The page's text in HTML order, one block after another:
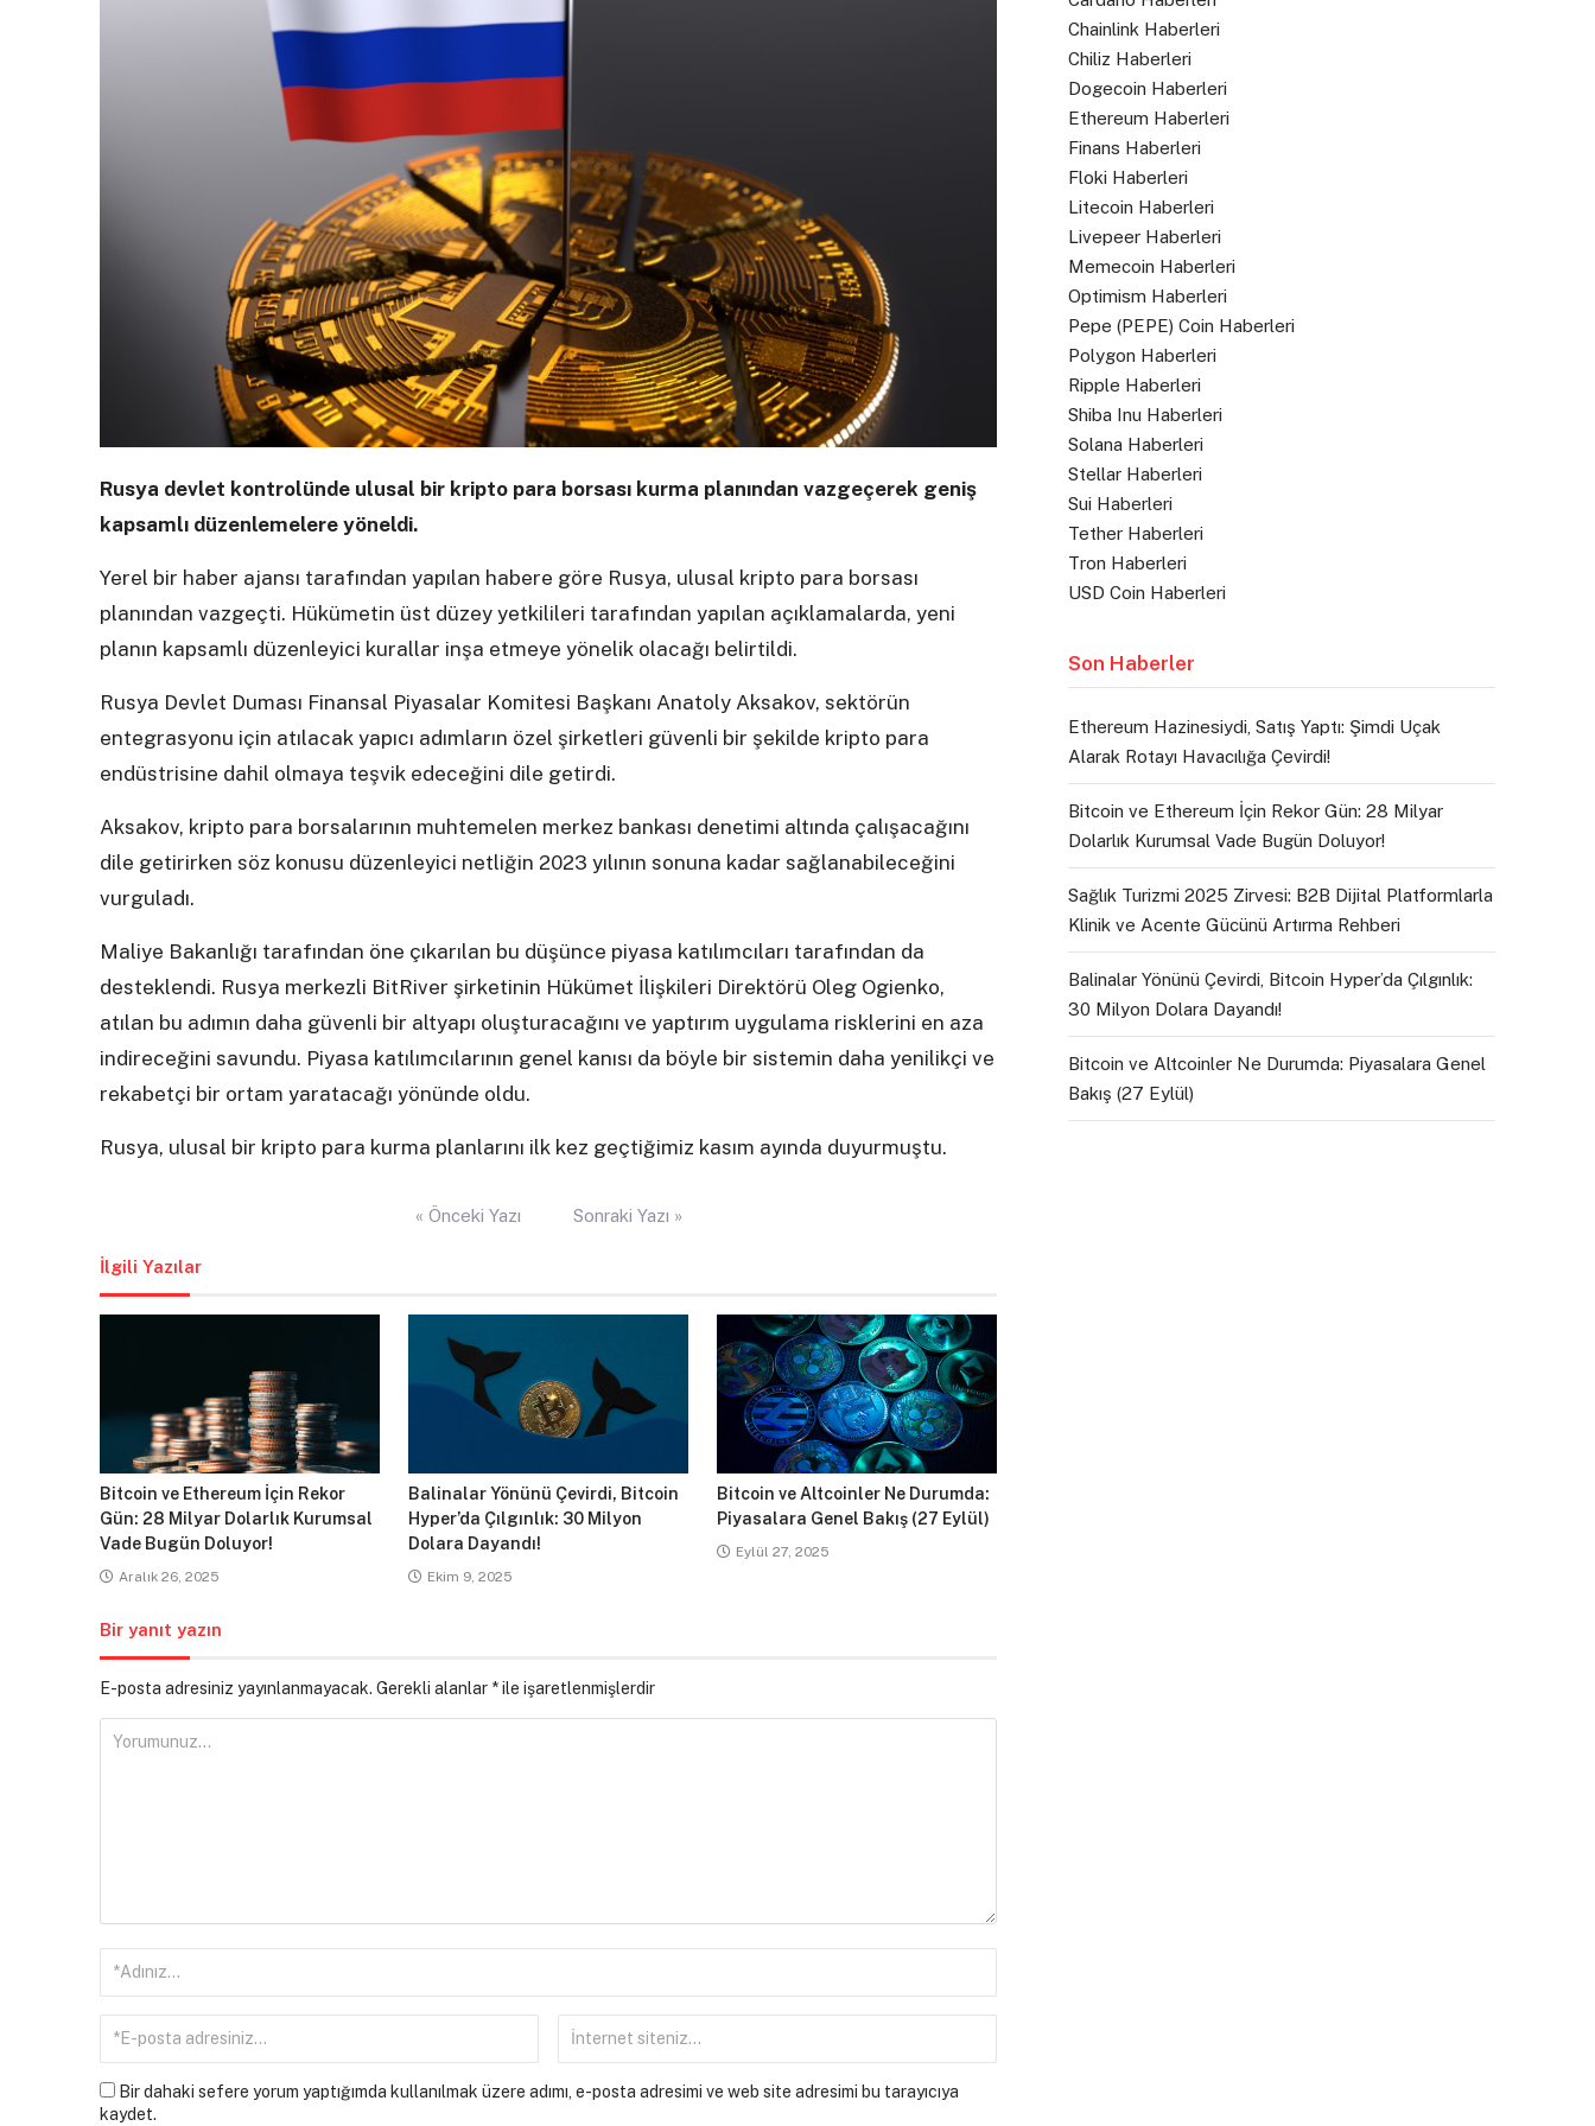
Rusya devlet kontrolünde ulusal bir kripto para borsası kurma planından vazgeçerek geniş
kapsamlı düzenlemelere yöneldi.
Yerel bir haber ajansı tarafından yapılan habere göre Rusya, ulusal kripto para borsası
planından vazgeçti. Hükümetin üst düzey yetkilileri tarafından yapılan açıklamalarda, yeni
planın kapsamlı düzenleyici kurallar inşa etmeye yönelik olacağı belirtildi.
Rusya Devlet Duması Finansal Piyasalar Komitesi Başkanı Anatoly Aksakov, sektörün
entegrasyonu için atılacak yapıcı adımların özel şirketleri güvenli bir şekilde kripto para
endüstrisine dahil olmaya teşvik edeceğini dile getirdi.
Aksakov, kripto para borsalarının muhtemelen merkez bankası denetimi altında çalışacağını
dile getirirken söz konusu düzenleyici netliğin 2023 yılının sonuna kadar sağlanabileceğini
vurguladı.
Maliye Bakanlığı tarafından öne çıkarılan bu düşünce piyasa katılımcıları tarafından da
desteklendi. Rusya merkezli BitRiver şirketinin Hükümet İlişkileri Direktörü Oleg Ogienko,
atılan bu adımın daha güvenli bir altyapı oluşturacağını ve yaptırım uygulama risklerini en aza
indireceğini savundu. Piyasa katılımcılarının genel kanısı da böyle bir sistemin daha yenilikçi ve
rekabetçi bir ortam yaratacağı yönünde oldu.
Rusya, ulusal bir kripto para kurma planlarını ilk kez geçtiğimiz kasım ayında duyurmuştu.
« Önceki Yazı Sonraki Yazı »
İlgili Yazılar
Bitcoin ve Ethereum İçin Rekor
Gün: 28 Milyar Dolarlık Kurumsal
Vade Bugün Doluyor!
Aralık 26, 2025
Balinalar Yönünü Çevirdi, Bitcoin
Hyper’da Çılgınlık: 30 Milyon
Dolara Dayandı!
Ekim 9, 2025
Bitcoin ve Altcoinler Ne Durumda:
Piyasalara Genel Bakış (27 Eylül)
Eylül 27, 2025
Bir yanıt yazın
E-posta adresiniz yayınlanmayacak. Gerekli alanlar *ile işaretlenmişlerdir
Bir dahaki sefere yorum yaptığımda kullanılmak üzere adımı, e-posta adresimi ve web site adresimi bu tarayıcıya
kaydet.
Chainlink Haberleri
Chiliz Haberleri
Dogecoin Haberleri
Ethereum Haberleri
Finans Haberleri
Floki Haberleri
Litecoin Haberleri
Livepeer Haberleri
Memecoin Haberleri
Optimism Haberleri
Pepe (PEPE) Coin Haberleri
Polygon Haberleri
Ripple Haberleri
Shiba Inu Haberleri
Solana Haberleri
Stellar Haberleri
Sui Haberleri
Tether Haberleri
Tron Haberleri
USD Coin Haberleri
Son Haberler
Ethereum Hazinesiydi, Satış Yaptı: Şimdi Uçak
Alarak Rotayı Havacılığa Çevirdi!
Bitcoin ve Ethereum İçin Rekor Gün: 28 Milyar
Dolarlık Kurumsal Vade Bugün Doluyor!
Sağlık Turizmi 2025 Zirvesi: B2B Dijital Platformlarla
Klinik ve Acente Gücünü Artırma Rehberi
Balinalar Yönünü Çevirdi, Bitcoin Hyper’da Çılgınlık:
30 Milyon Dolara Dayandı!
Bitcoin ve Altcoinler Ne Durumda: Piyasalara Genel
Bakış (27 Eylül)